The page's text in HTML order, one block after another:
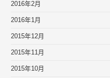
2016年2月
2016年1月
2015年12月
2015年11月
2015年10月